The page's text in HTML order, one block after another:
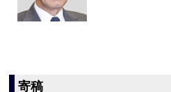
寄稿